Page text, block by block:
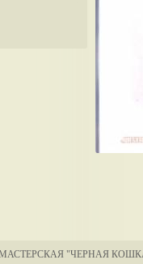
"ЧЕРНАЯ